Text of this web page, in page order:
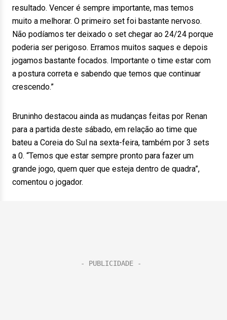
resultado. Vencer é sempre importante, mas temos
muito a melhorar. O primeiro set foi bastante nervoso.
Não podíamos ter deixado o set chegar ao 24/24 porque
poderia ser perigoso. Erramos muitos saques e depois
jogamos bastante focados. Importante o time estar com
a postura correta e sabendo que temos que continuar
crescendo.”
Bruninho destacou ainda as mudanças feitas por Renan
para a partida deste sábado, em relação ao time que
bateu a Coreia do Sul na sexta-feira, também por 3 sets
a 0. “Temos que estar sempre pronto para fazer um
grande jogo, quem quer que esteja dentro de quadra”,
comentou o jogador.